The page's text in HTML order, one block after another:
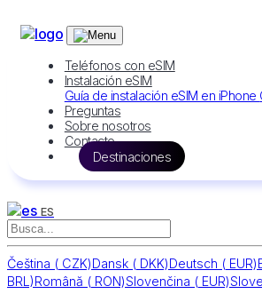
Teléfonos con eSIM
Instalación eSIM
Guía de instalación eSIM en iPhone
Preguntas
Sobre nosotros
Contacto
Destinaciones
ES
Čeština ( CZK)Dansk ( DKK)Deutsch ( EUR)
BRL)Română ( RON)Slovenčina ( EUR)